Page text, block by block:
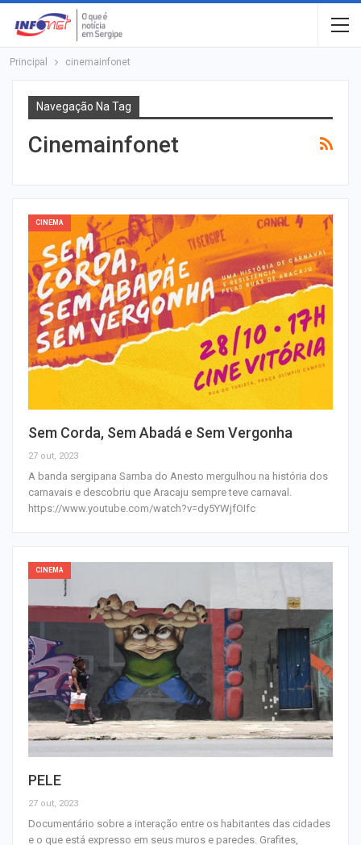
Principal cinemainfonet
Navegação Na Tag
Cinemainfonet
CINEMA
Sem Corda, Sem Abadá e Sem Vergonha
27 out, 2023
A banda sergipana Samba do Anesto mergulhou na história dos
carnavais e descobriu que Aracaju sempre teve carnaval.
https://www.youtube.com/watch?v=dy5YWjfOIfc
CINEMA
PELE
27 out, 2023
Documentário sobre a interação entre os habitantes das cidades
e o que está expresso em seus muros e paredes. Grafites,